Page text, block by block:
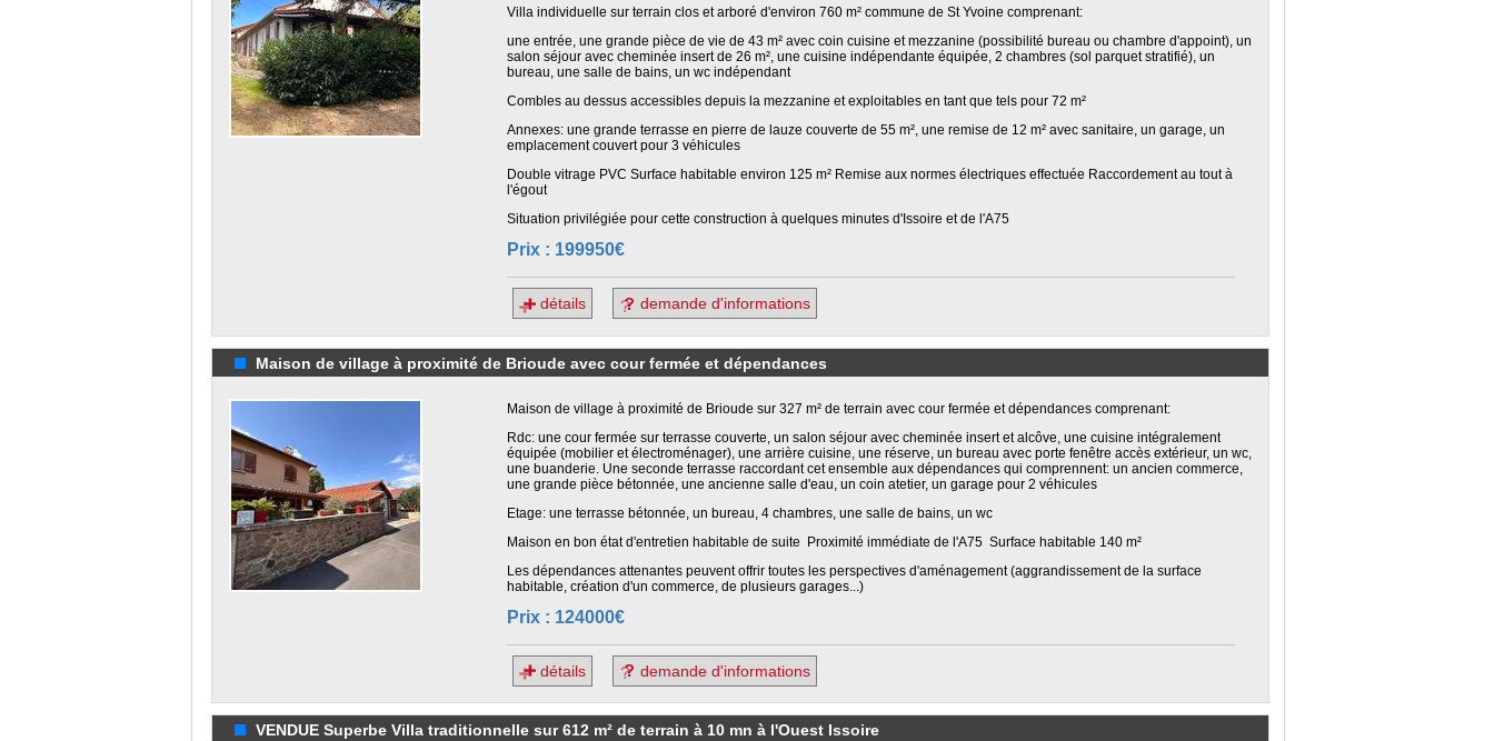
Villa individuelle sur terrain clos et arboré d'environ 760 m² commune de St Yvoine comprenant:
une entrée, une grande pièce de vie de 43 m² avec coin cuisine et mezzanine (possibilité bureau ou chambre d'appoint), un
salon séjour avec cheminée insert de 26 m², une cuisine indépendante équipée, 2 chambres (sol parquet stratifié), un
bureau, une salle de bains, un wc indépendant
Combles au dessus accessibles depuis la mezzanine et exploitables en tant que tels pour 72 m²
Annexes: une grande terrasse en pierre de lauze couverte de 55 m², une remise de 12 m² avec sanitaire, un garage, un
emplacement couvert pour 3 véhicules
Double vitrage PVC Surface habitable environ 125 m² Remise aux normes électriques effectuée Raccordement au tout à
l'égout
Situation privilégiée pour cette construction à quelques minutes d'Issoire et de l'A75
Prix : 199950€
détails demande d'informations
Maison de village à proximité de Brioude avec cour fermée et dépendances
Maison de village à proximité de Brioude sur 327 m² de terrain avec cour fermée et dépendances comprenant:
Rdc: une cour fermée sur terrasse couverte, un salon séjour avec cheminée insert et alcôve, une cuisine intégralement
équipée (mobilier et électroménager), une arrière cuisine, une réserve, un bureau avec porte fenêtre accès extérieur, un wc,
une buanderie. Une seconde terrasse raccordant cet ensemble aux dépendances qui comprennent: un ancien commerce,
une grande pièce bétonnée, une ancienne salle d'eau, un coin atetier, un garage pour 2 véhicules
Etage: une terrasse bétonnée, un bureau, 4 chambres, une salle de bains, un wc
Maison en bon état d'entretien habitable de suite Proximité immédiate de l'A75 Surface habitable 140 m²
Les dépendances attenantes peuvent offrir toutes les perspectives d'aménagement (aggrandissement de la surface
habitable, création d'un commerce, de plusieurs garages...)
Prix : 124000€
détails demande d'informations
VENDUE Superbe Villa traditionnelle sur 612 m² de terrain à 10 mn à l'Ouest Issoire